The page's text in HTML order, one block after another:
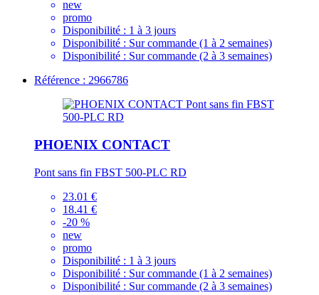
new
promo
Disponibilité : 1 à 3 jours
Disponibilité : Sur commande (1 à 2 semaines)
Disponibilité : Sur commande (2 à 3 semaines)
Référence : 2966786
PHOENIX CONTACT
Pont sans fin FBST 500-PLC RD
23.01 €
18.41 €
-20 %
new
promo
Disponibilité : 1 à 3 jours
Disponibilité : Sur commande (1 à 2 semaines)
Disponibilité : Sur commande (2 à 3 semaines)